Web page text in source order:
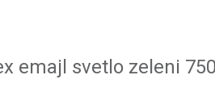
emajl svetlo zeleni